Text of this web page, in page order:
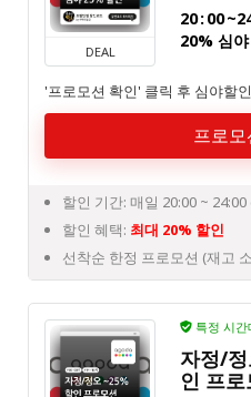
DEAL
20 : 00
20% 심
'프로모션 확인' 클릭 후 심야할
프로모
할인 기간: 매일 20:00 ~ 24:00
할인 혜택: 최대 20% 할인
선착순 한정 프로모션 (재고
특정 시간
자정/
인 프로